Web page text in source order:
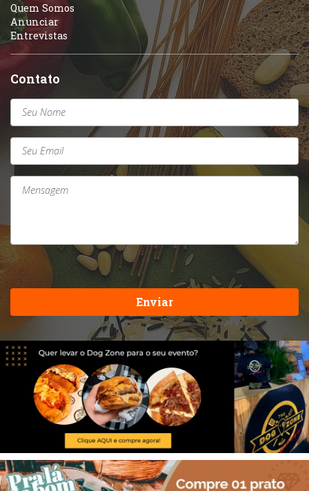
Quem Somos
Anunciar
Entrevistas
Contato
Enviar